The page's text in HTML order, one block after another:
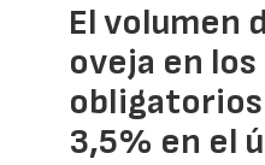
El volumen
oveja en
obligatorios
3,5% en el